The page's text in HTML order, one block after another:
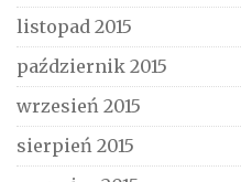
listopad 2015
październik 2015
wrzesień 2015
sierpień 2015